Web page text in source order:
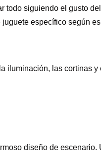
todo siguiendo el gusto
específico según
iluminación, las cortinas y
diseño de escenario.